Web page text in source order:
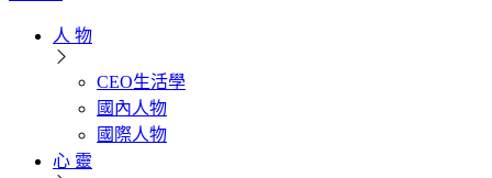
人 物
CEO生活學
國內人物
國際人物
心 靈